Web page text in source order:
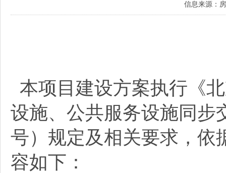
信息来源：
本项目建设方案执行《
设施、公共服务设施同步
号）规定及相关要求，依
容如下：